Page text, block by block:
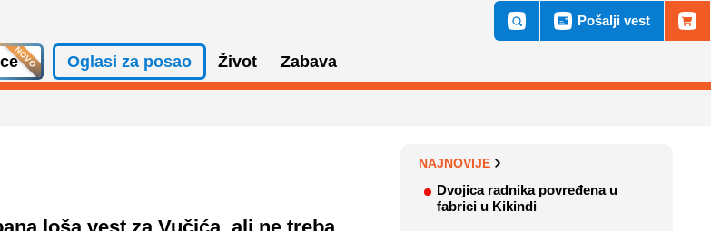
Oglasi za posao Život Zabava
Pošalji vest
NAJNOVIJE
Dvojica radnika povređena u
fabrici u Kikindi